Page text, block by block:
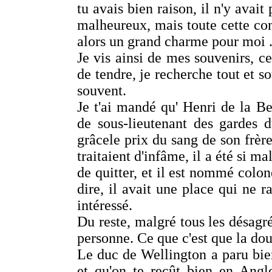
tu avais bien raison, il n'y avait
malheureux, mais toute cette
alors un grand charme pour moi .
Je vis ainsi de mes souvenirs,
de tendre, je recherche tout et
souvent.
Je t'ai mandé qu' Henri de la
de sous-lieutenant des
grâcele prix du sang de son
traitaient d'infâme, il a été si
de quitter, et il est nommé
dire, il avait une place qui ne
intéressé.
Du reste, malgré tous les
personne. Ce que c'est que la
Le duc de Wellington a paru